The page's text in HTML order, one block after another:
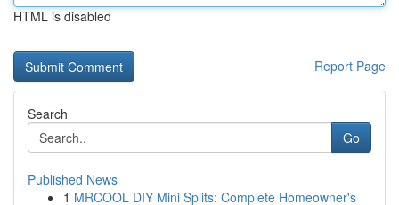
HTML is disabled
Report Page
Search
Go
Published News
1 MRCOOL DIY Mini Splits: Complete Homeowner's